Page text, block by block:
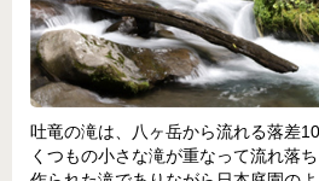
吐竜の滝は、八ヶ岳から流れる落差
くつもの小さな滝が重なって流れ落